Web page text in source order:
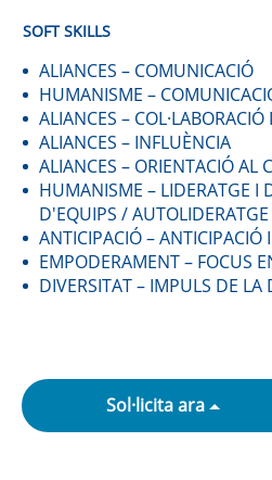
SOFT SKILLS
ALIANCES – COMUNICACIÓ
HUMANISME –
ALIANCES –
ALIANCES – INFLUÈNCIA
ALIANCES – ORIENTACIÓ AL
HUMANISME – LIDERATGE I
D'EQUIPS / AUTOLIDERATGE
ANTICIPACIÓ – ANTICIPACIÓ
EMPODERAMENT – FOCUS
DIVERSITAT – IMPULS DE LA
Sol·licita ara